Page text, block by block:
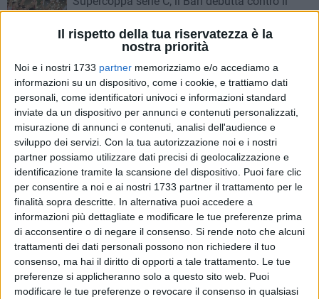
Il rispetto della tua riservatezza è la
nostra priorità
Noi e i nostri 1733 partner memorizziamo e/o accediamo a
informazioni su un dispositivo, come i cookie, e trattiamo dati
personali, come identificatori univoci e informazioni standard
inviate da un dispositivo per annunci e contenuti personalizzati,
misurazione di annunci e contenuti, analisi dell'audience e
sviluppo dei servizi. Con la tua autorizzazione noi e i nostri
partner possiamo utilizzare dati precisi di geolocalizzazione e
identificazione tramite la scansione del dispositivo. Puoi fare clic
per consentire a noi e ai nostri 1733 partner il trattamento per le
finalità sopra descritte. In alternativa puoi accedere a
informazioni più dettagliate e modificare le tue preferenze prima
di acconsentire o di negare il consenso. Si rende noto che alcuni
trattamenti dei dati personali possono non richiedere il tuo
consenso, ma hai il diritto di opporti a tale trattamento. Le tue
preferenze si applicheranno solo a questo sito web. Puoi
modificare le tue preferenze o revocare il consenso in qualsiasi
Sudtirol
BARI - 25 APRILE 2022
La carica dei 26mila e l’urlo di una città: “Noi
vogliamo un grande Bari”
BARI - 24 APRILE 2022
Il Bari in B, la gioia di capitan Di Cesare:
«Realizzato il mio sogno, è stata una
liberazione»
BARI - 24 APRILE 2022
Il Bari torna in serie B, è grande festa al San
Nicola. De Laurentiis: «La nostra ripartenza»
BARI - 24 APRILE 2022
Il Palermo passa al San Nicola, ma la festa è
tutta del Bari. I biancorossi celebrano il “B-day”